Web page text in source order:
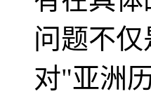
问题不
对"亚洲